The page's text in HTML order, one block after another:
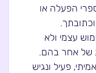
הפעלה או
עצמי ולא
של אחר בהם.
פעיל ונגיש